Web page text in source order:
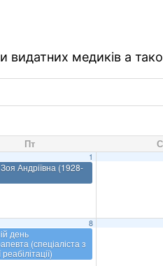
видатних медиків а
Пт
1
Андріївна (1928-
8
день
(спеціаліста з